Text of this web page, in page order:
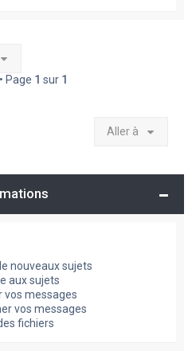
Page 1 sur 1
Aller à
nouveaux sujets
aux sujets
vos messages
vos messages
fichiers